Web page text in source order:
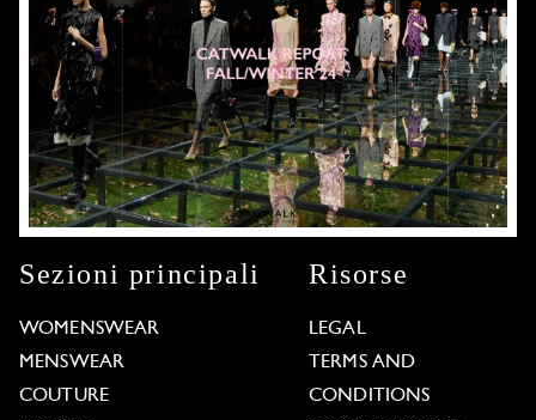
Sezioni principali
WOMENSWEAR
MENSWEAR
COUTURE
Risorse
LEGAL
TERMS AND
CONDITIONS